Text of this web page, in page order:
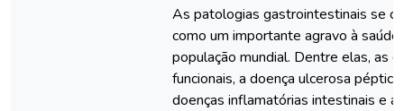
As patologias gastrointestinais se
como um importante agravo à saúde
população mundial. Dentre elas, as
funcionais, a doença ulcerosa
doenças inflamatórias intestinais e a